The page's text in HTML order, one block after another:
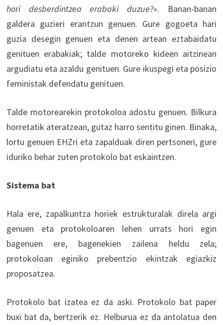
hori desberdintzea erabaki duzue?». Banan-banan
galdera guzieri erantzun genuen. Gure gogoeta hari
guzia desegin genuen eta denen artean eztabaidatu
genituen erabakiak; talde motoreko kideen aitzinean
argudiatu eta azaldu genituen. Gure ikuspegi eta posizio
feministak defendatu genituen.
Talde motorearekin protokoloa adostu genuen. Bilkura
horretatik ateratzean, gutaz harro sentitu ginen. Binaka,
lortu genuen EHZri eta zapalduak diren pertsoneri, gure
iduriko behar zuten protokolo bat eskaintzen.
Sistema bat
Hala ere, zapalkuntza horiek estrukturalak direla argi
genuen eta protokoloaren lehen urrats hori egin
bagenuen ere, bagenekien zailena heldu zela;
protokoloan eginiko prebentzio ekintzak egiazkiz
proposatzea.
Protokolo bat izatea ez da aski. Protokolo bat paper
buxi bat da, bertzerik ez. Helburua ez da antolatua den